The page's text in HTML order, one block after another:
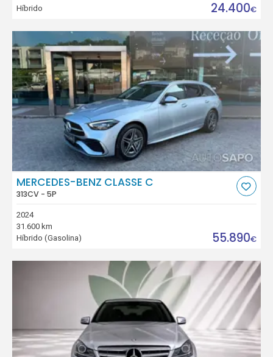
Híbrido
24.400€
MERCEDES-BENZ CLASSE C
313CV - 5P
2024
31.600 km
Híbrido (Gasolina)
55.890€